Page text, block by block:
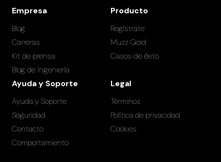
Empresa
Blog
Carreras
Kit de prensa
Blog de Ingeniería
Producto
Regístrate
Muzz Gold
Casos de éxito
Ayuda y Soporte
Ayuda y Soporte
Seguridad
Contacto
Comportamiento
Legal
Términos
Política de privacidad
Cookies